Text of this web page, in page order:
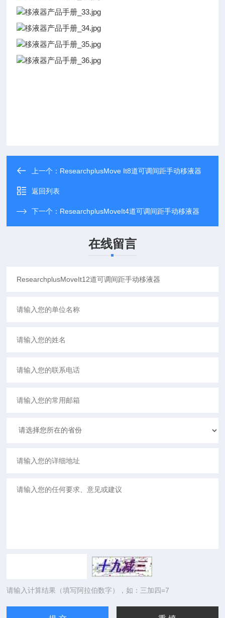
上一个： ResearchplusMove It8道可调间距手动移液器
返回列表
下一个： ResearchplusMoveIt4道可调间距手动移液器
在线留言
请输入计算结果（填写阿拉伯数字），如：三加四=7